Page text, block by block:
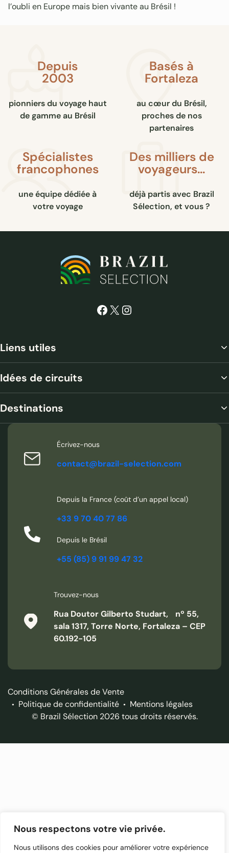
Nous respectons votre vie privée.
Nous utilisons des cookies pour améliorer votre expérience
l’oubli en Europe mais bien vivante au Brésil !
Depuis
2003
pionniers du voyage haut
de gamme au Brésil
Basés à
Fortaleza
au cœur du Brésil,
proches de nos
partenaires
Spécialistes
francophones
une équipe dédiée à
votre voyage
Des milliers de
voyageurs…
déjà partis avec Brazil
Sélection, et vous ?
Facebook
X Instagram
Liens utiles
Idées de circuits
Destinations
Écrivez-nous
contact@brazil-selection.com
Depuis la France (coût d’un appel local)
+33 9 70 40 77 86
Depuis le Brésil
+55 (85) 9 91 99 47 32
Trouvez-nous
Rua Doutor Gilberto Studart, nº 55,
sala 1317, Torre Norte, Fortaleza – CEP
60.192-105
Conditions Générales de Vente
Politique de confidentialité
Mentions légales
© Brazil Sélection 2026 tous droits réservés.